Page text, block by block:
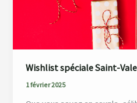
Wishlist spéciale Saint-
1 février 2025